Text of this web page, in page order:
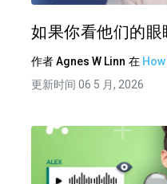
如果你看他们的
作者Agnes W Linn 在 How
更新时间 06 5 月, 2026